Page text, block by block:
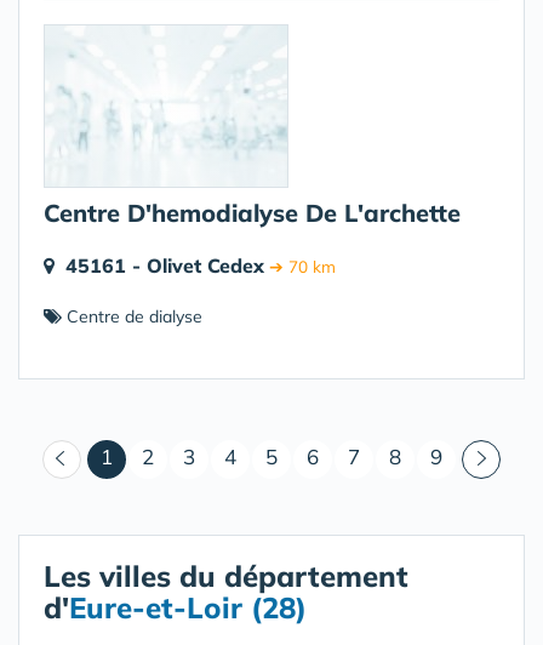
Centre D'hemodialyse De L'archette
45161 - Olivet Cedex ➔ 70 km
Centre de dialyse
1 (courant)
2 3 4 5 6 7 8 9
Les villes du département
d'Eure-et-Loir (28)